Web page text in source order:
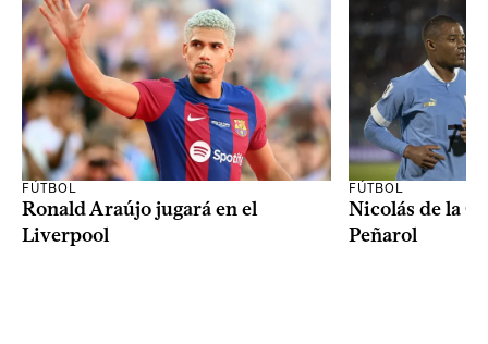
FÚTBOL
Ronald Araújo jugará en el
Liverpool
FÚTBOL
Nicolás de la
Peñarol